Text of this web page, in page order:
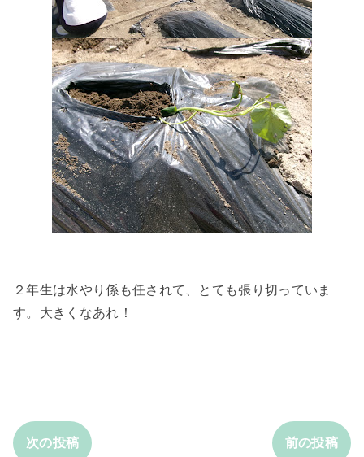
２年生は水やり係も任されて、とても張り切っていま
す。大きくなあれ！
次の投稿 前の投稿